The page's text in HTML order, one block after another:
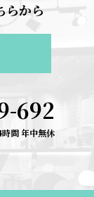
らから
692
間 年中無休